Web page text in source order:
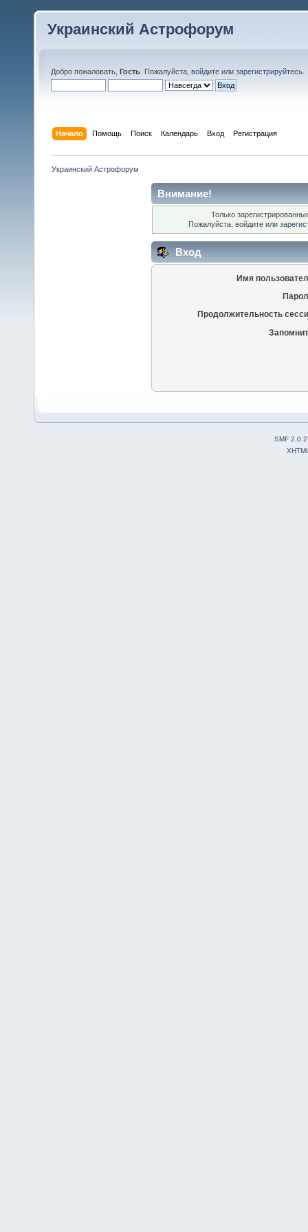
Украинский Астрофорум
Добро пожаловать, Гость . Пожалуйста, войдите или зарегистрируйтесь
Начало Помощь Поиск Календарь Вход Регистрация
Украинский Астрофорум
Внимание!
Только
Пожалуйста, войдите или
Вход
Имя
Продолжительность
SMF 2.0.2